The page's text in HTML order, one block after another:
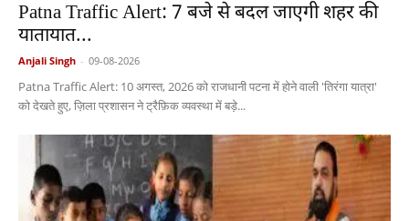
Patna Traffic Alert: 7 बजे से बदल जाएगी शहर की
यातायात...
Anjali Singh - 09-08-2026
Patna Traffic Alert: 10 अगस्त, 2026 को राजधानी पटना में होने वाली 'तिरंगा यात्रा'
को देखते हुए, ज़िला प्रशासन ने ट्रैफ़िक व्यवस्था में बड़े...